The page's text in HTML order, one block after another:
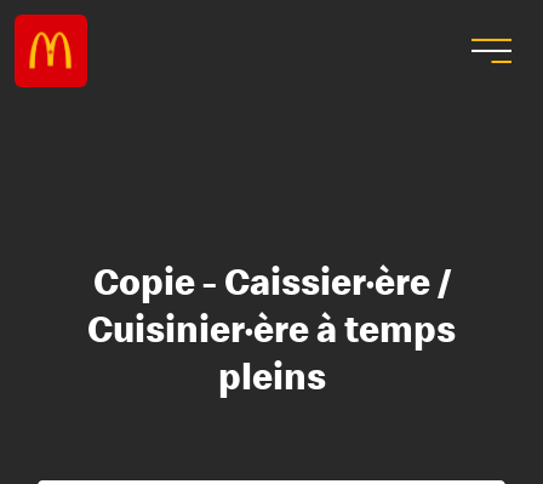
Copie - Caissier·ère /
Cuisinier·ère à temps
pleins